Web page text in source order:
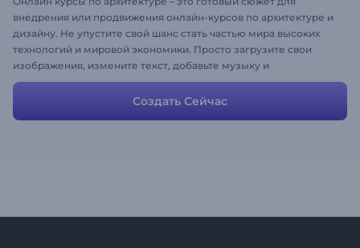
внедрения или продвижения онлайн-курсов по архитектуре и
дизайну. Не упустите свой шанс стать частью мира высоких
технологий и мировой экономики. Просто загрузите свои
изображения, измените текст, добавьте музыку и
наслаждайтесь преимуществами реализованного вами
успешного проекта. Попробуйте бесплатно на Renderforest!
Создать Сейчас